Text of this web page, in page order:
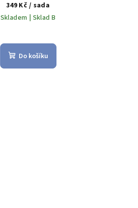
349 Kč / sada
Skladem | Sklad B
Do košíku